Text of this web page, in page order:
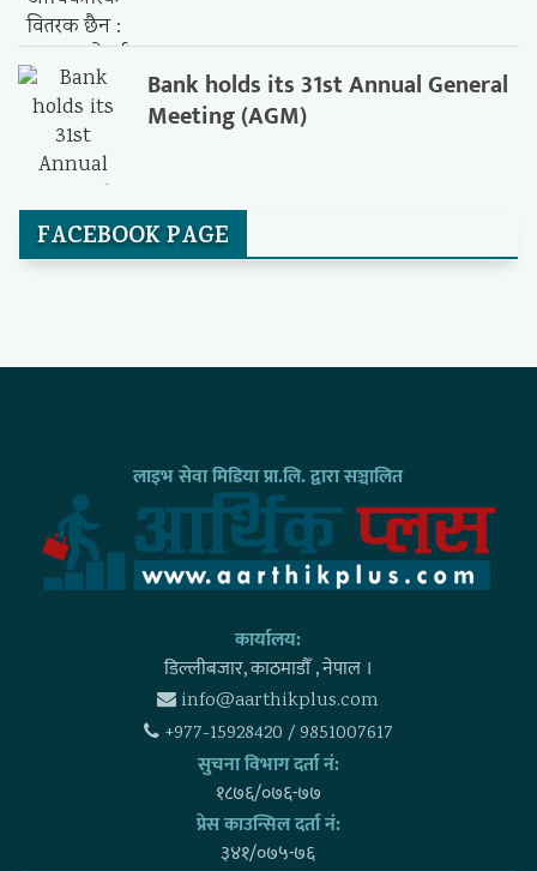
Bank holds its 31st Annual General
Meeting (AGM)
FACEBOOK PAGE
लाइभ सेवा मिडिया प्रा.लि. द्वारा सञ्चालित
कार्यालय:
डिल्लीबजार, काठमाडाैँ , नेपाल ।
info@aarthikplus.com
+977-15928420 / 9851007617
सुचना विभाग दर्ता नं:
१८७६/०७६-७७
प्रेस काउन्सिल दर्ता नं:
३४१/०७५-७६